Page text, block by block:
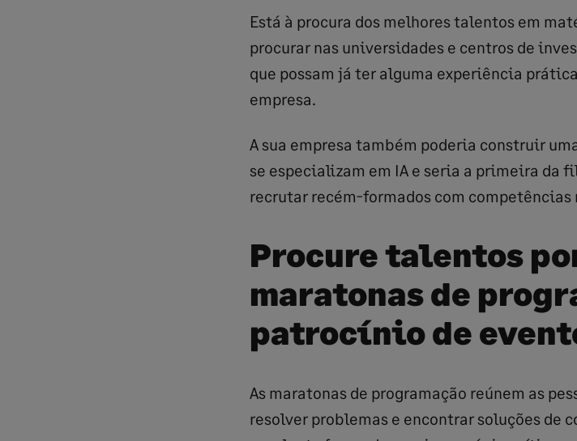
Está à procura dos melhores talentos em
procurar nas universidades e centros de
que possam já ter alguma experiência
empresa.
A sua empresa também poderia construir
se especializam em IA e seria a primeira da
recrutar recém-formados com competências
Procure talentos
maratonas de
patrocínio de
As maratonas de programação reúnem as
resolver problemas e encontrar soluções de